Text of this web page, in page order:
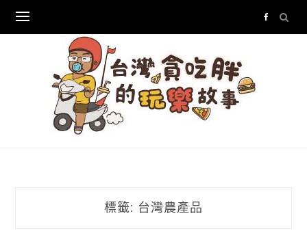
content
標籤: 台灣農產品